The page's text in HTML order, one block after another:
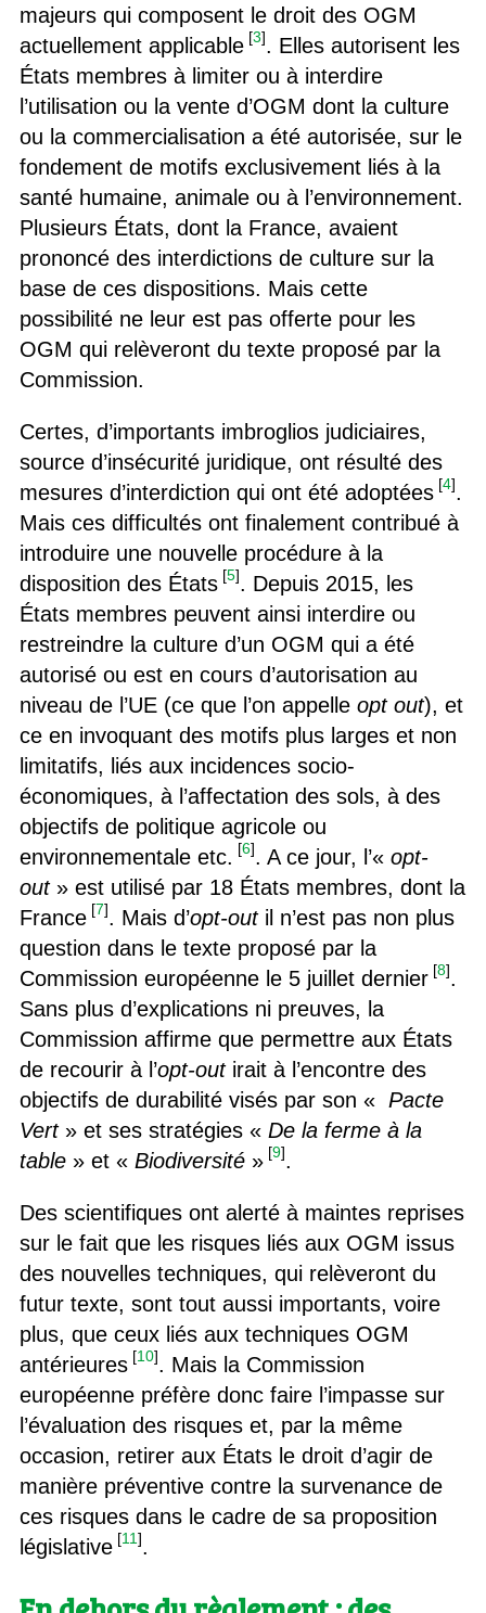
majeurs qui composent le droit des OGM
actuellement applicable [3]. Elles autorisent les
États membres à limiter ou à interdire
l’utilisation ou la vente d’OGM dont la culture
ou la commercialisation a été autorisée, sur le
fondement de motifs exclusivement liés à la
santé humaine, animale ou à l’environnement.
Plusieurs États, dont la France, avaient
prononcé des interdictions de culture sur la
base de ces dispositions. Mais cette
possibilité ne leur est pas offerte pour les
OGM qui relèveront du texte proposé par la
Commission.
Certes, d’importants imbroglios judiciaires,
source d’insécurité juridique, ont résulté des
mesures d’interdiction qui ont été adoptées [4].
Mais ces difficultés ont finalement contribué à
introduire une nouvelle procédure à la
disposition des États [5]. Depuis 2015, les
États membres peuvent ainsi interdire ou
restreindre la culture d’un OGM qui a été
autorisé ou est en cours d’autorisation au
niveau de l’UE (ce que l’on appelle opt out), et
ce en invoquant des motifs plus larges et non
limitatifs, liés aux incidences socio-
économiques, à l’affectation des sols, à des
objectifs de politique agricole ou
environnementale etc. [6]. A ce jour, l’« opt-
out» est utilisé par 18 États membres, dont la
France [7]. Mais d’opt-outil n’est pas non plus
question dans le texte proposé par la
Commission européenne le 5 juillet dernier [8].
Sans plus d’explications ni preuves, la
Commission affirme que permettre aux États
de recourir à l’opt-outirait à l’encontre des
objectifs de durabilité visés par son « Pacte
Vert» et ses stratégies « De la ferme à la
table» et « Biodiversité» [9].
Des scientifiques ont alerté à maintes reprises
sur le fait que les risques liés aux OGM issus
des nouvelles techniques, qui relèveront du
futur texte, sont tout aussi importants, voire
plus, que ceux liés aux techniques OGM
antérieures [10]. Mais la Commission
européenne préfère donc faire l’impasse sur
l’évaluation des risques et, par la même
occasion, retirer aux États le droit d’agir de
manière préventive contre la survenance de
ces risques dans le cadre de sa proposition
législative [11].